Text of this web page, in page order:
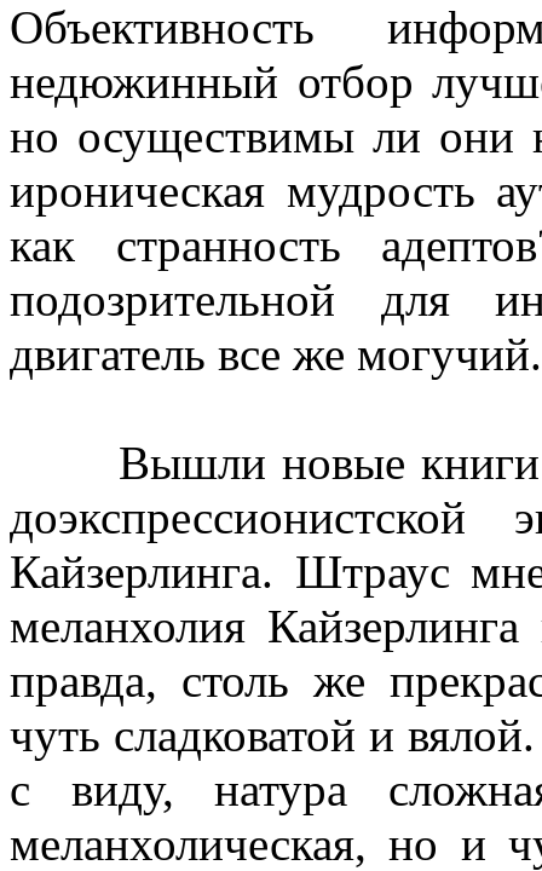
Объективность
недюжинный отбор
но осуществимы ли они
ироническая мудрость
как странность
подозрительной для
двигатель все же могучий.
Вышли новые книги
Кайзерлинга. Штраус
меланхолия
правда, столь же
чуть сладковатой и
с виду, натура
меланхолическая, но и